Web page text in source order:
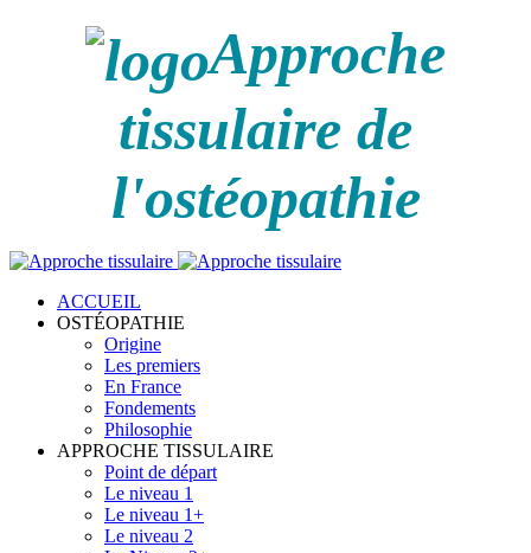
Approche
tissulaire de
l'ostéopathie
ACCUEIL
OSTÉOPATHIE
Origine
Les premiers
En France
Fondements
Philosophie
APPROCHE TISSULAIRE
Point de départ
Le niveau 1
Le niveau 1+
Le niveau 2